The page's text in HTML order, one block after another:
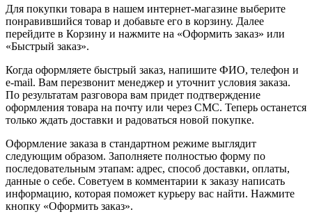
Для покупки товара в нашем интернет-магазине выберите
понравившийся товар и добавьте его в корзину. Далее
перейдите в Корзину и нажмите на «Оформить заказ» или
«Быстрый заказ».
Когда оформляете быстрый заказ, напишите ФИО, телефон и
e-mail. Вам перезвонит менеджер и уточнит условия заказа.
По результатам разговора вам придет подтверждение
оформления товара на почту или через СМС. Теперь останется
только ждать доставки и радоваться новой покупке.
Оформление заказа в стандартном режиме выглядит
следующим образом. Заполняете полностью форму по
последовательным этапам: адрес, способ доставки, оплаты,
данные о себе. Советуем в комментарии к заказу написать
информацию, которая поможет курьеру вас найти. Нажмите
кнопку «Оформить заказ».